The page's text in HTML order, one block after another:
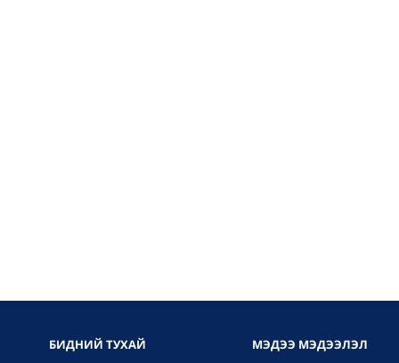
БИДНИЙ ТУХАЙ МЭДЭЭ МЭДЭЭЛЭЛ